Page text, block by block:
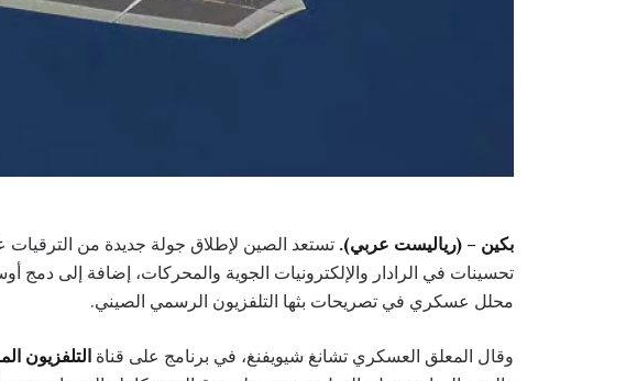
بكين – (رياليست عربي). تستعد الصين لإطلاق جولة جديدة من الترقيات
تحسينات في الرادار والإلكترونيات الجوية والمحركات، إضافة إلى دمج
محلل عسكري في تصريحات بثها التلفزيون الرسمي الصيني.
وقال المعلق العسكري تشانغ شيويفنغ، في برنامج على قناة التلفزيون